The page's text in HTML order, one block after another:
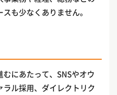
も少なくありません。
にあたって、SNSやオウ
ル採用、ダイレクトリク